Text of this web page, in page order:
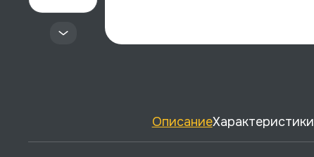
ОписаниеХарактеристики